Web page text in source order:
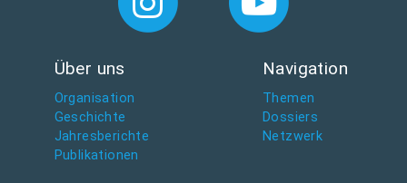
Über uns
Organisation
Geschichte
Jahresberichte
Publikationen
Navigation
Themen
Dossiers
Netzwerk